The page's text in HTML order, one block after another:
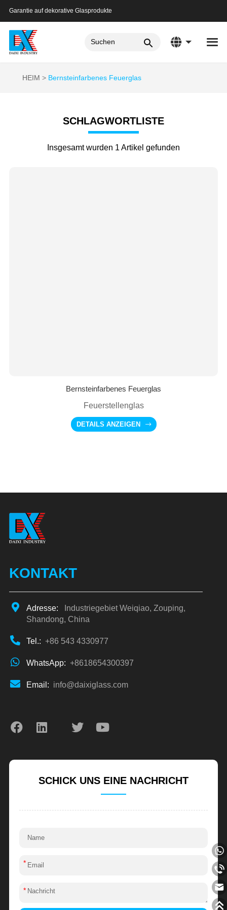
Garantie auf dekorative Glasprodukte
HEIM Bernsteinfarbenes Feuerglas
SCHLAGWORTLISTE
Insgesamt wurden 1 Artikel gefunden
Bernsteinfarbenes Feuerglas
Feuerstellenglas
DETAILS ANZEIGEN
KONTAKT
Adresse:
Industriegebiet Weiqiao, Zouping,
Shandong, China
Tel.: +86 543 4330977
WhatsApp: +8618654300397
Email: info@daixiglass.com
SCHICK UNS EINE NACHRICHT
*
*